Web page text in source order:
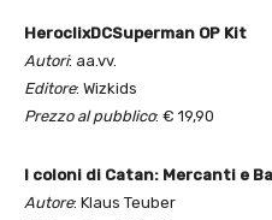
HeroclixDCSuperman OP Kit
Autori: aa.vv.
Editore: Wizkids
Prezzo al pubblico: € 19,90
I coloni di Catan: Mercanti e
Autore: Klaus Teuber